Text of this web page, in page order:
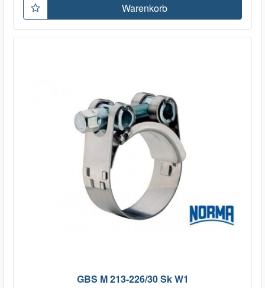
Warenkorb
GBS M 213-226/30 Sk W1